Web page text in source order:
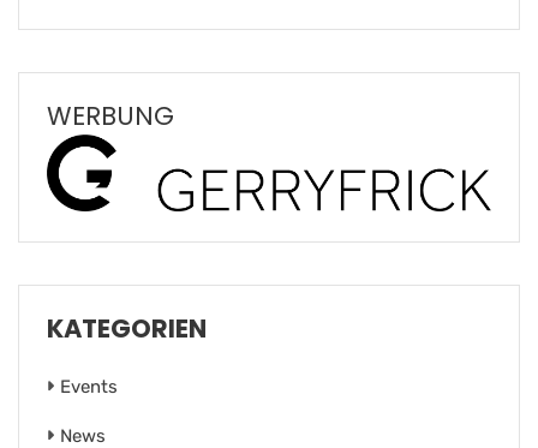
WERBUNG
KATEGORIEN
Events
News